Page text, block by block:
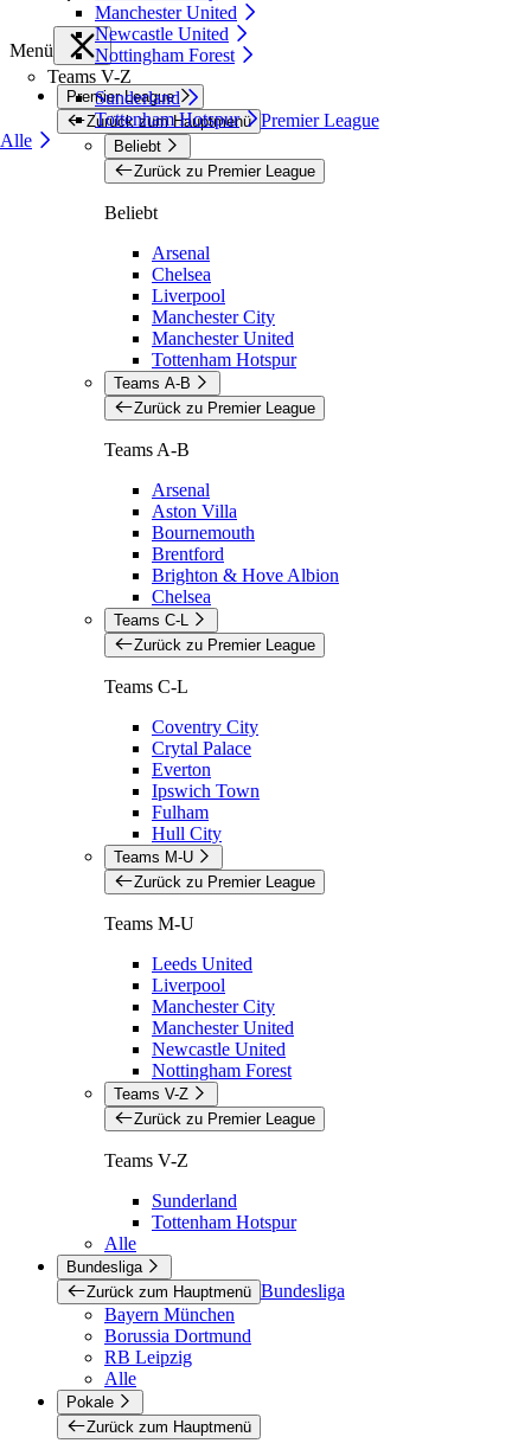
Manchester United
Newcastle United
Nottingham Forest
Teams V-Z
Sunderland
Tottenham Hotspur
Alle
Menü
Premier League
Zurück zum Hauptmenü Premier League
Beliebt
Zurück zu Premier League
Beliebt
Arsenal
Chelsea
Liverpool
Manchester City
Manchester United
Tottenham Hotspur
Teams A-B
Zurück zu Premier League
Teams A-B
Arsenal
Aston Villa
Bournemouth
Brentford
Brighton & Hove Albion
Chelsea
Teams C-L
Zurück zu Premier League
Teams C-L
Coventry City
Crytal Palace
Everton
Ipswich Town
Fulham
Hull City
Teams M-U
Zurück zu Premier League
Teams M-U
Leeds United
Liverpool
Manchester City
Manchester United
Newcastle United
Nottingham Forest
Teams V-Z
Zurück zu Premier League
Teams V-Z
Sunderland
Tottenham Hotspur
Alle
Bundesliga
Zurück zum Hauptmenü Bundesliga
Bayern München
Borussia Dortmund
RB Leipzig
Alle
Pokale
Zurück zum Hauptmenü